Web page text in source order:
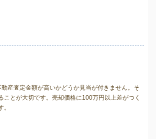
産査定金額が高いかどうか見当が付きません。そ
ことが大切です。売却価格に100万円以上差がつく